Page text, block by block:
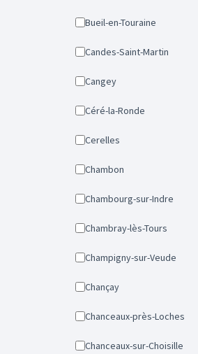
Bueil-en-Touraine
Candes-Saint-Martin
Cangey
Céré-la-Ronde
Cerelles
Chambon
Chambourg-sur-Indre
Chambray-lès-Tours
Champigny-sur-Veude
Chançay
Chanceaux-près-Loches
Chanceaux-sur-Choisille